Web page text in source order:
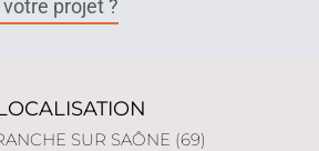
projet ?
SUR SAÔNE (69)